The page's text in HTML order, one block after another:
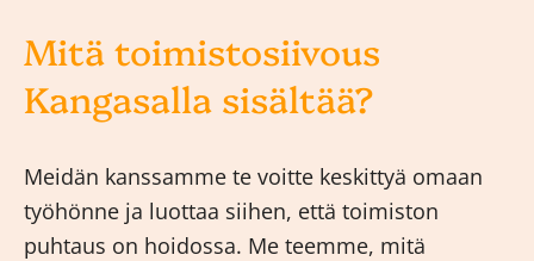
Mitä toimistosiivous
Kangasalla sisältää?
Meidän kanssamme te voitte keskittyä omaan
työhönne ja luottaa siihen, että toimiston
puhtaus on hoidossa. Me teemme, mitä